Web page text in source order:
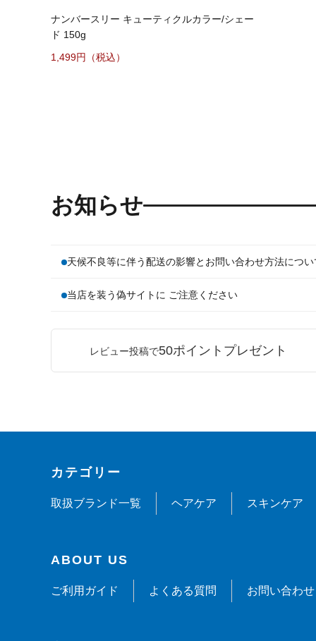
ナンバースリー キューティクルカラー/シェー
ド 150g
1,499
お知らせ
天候不良等に伴う配送の影響とお問い合わせ方法につい
当店を装う偽サイトに ご注意ください
レビュー投稿で50ポイントプレゼント
カテゴリー
取扱ブランド一覧 ヘアケア スキンケア
ABOUT US
ご利用ガイド よくある質問 お問い合わせ